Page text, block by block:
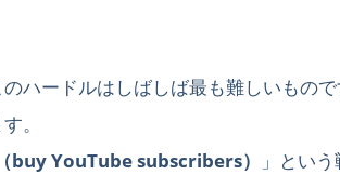
ハードルはしばしば最も難しいもの
。
buy YouTube subscribers）
」とい